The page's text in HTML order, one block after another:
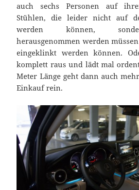
auch sechs Personen auf
Stühlen, die leider nicht auf
werden können,
herausgenommen werden
eingeklinkt werden können.
komplett raus und lädt mal
Meter Länge geht dann auch
Einkauf rein.